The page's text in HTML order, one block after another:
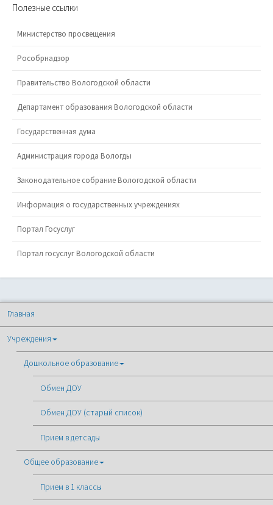
Полезные ссылки
Министерство просвещения
Рособрнадзор
Правительство Вологодской области
Департамент образования Вологодской области
Государственная дума
Администрация города Вологды
Законодательное собрание Вологодской области
Информация о государственных учреждениях
Портал Госуслуг
Портал госуслуг Вологодской области
Главная
Учреждения
Дошкольное образование
Обмен ДОУ
Обмен ДОУ (старый список)
Прием в детсады
Общее образование
Прием в 1 классы